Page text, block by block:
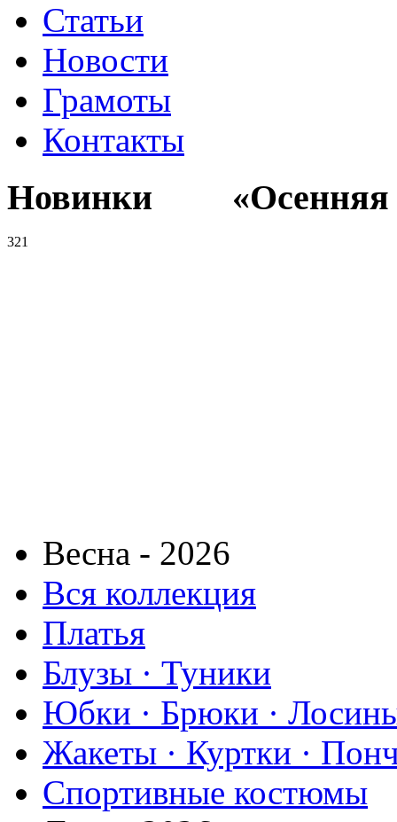
Статьи
Новости
Грамоты
Контакты
Новинки «Осенняя
321
Весна - 2026
Вся коллекция
Платья
Блузы · Туники
Юбки · Брюки ·
Жакеты · Куртки ·
Спортивные костюмы